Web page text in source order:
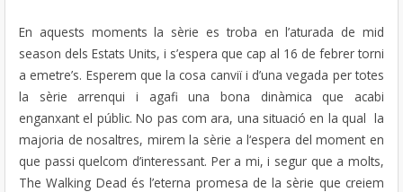
En aquests moments la sèrie es troba en l’aturada de mid
season dels Estats Units, i s’espera que cap al 16 de febrer torni
a emetre’s. Esperem que la cosa canviï i d’una vegada per totes
la sèrie arrenqui i agafi una bona dinàmica que acabi
enganxant el públic. No pas com ara, una situació en la qual la
majoria de nosaltres, mirem la sèrie a l‘espera del moment en
que passi quelcom d’interessant. Per a mi, i segur que a molts,
The Walking Dead és l’eterna promesa de la sèrie que creiem